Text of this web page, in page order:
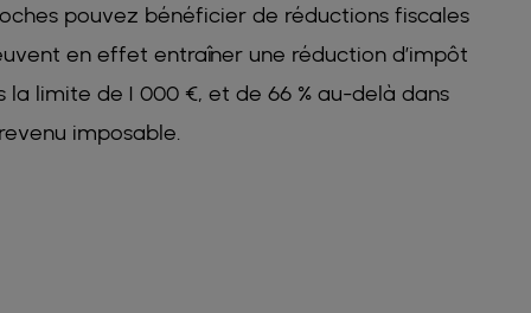
pouvez bénéficier de réductions fiscales
en effet entraîner une réduction d’impôt
la limite de 1 000 €, et de 66 % au-delà dans
imposable.